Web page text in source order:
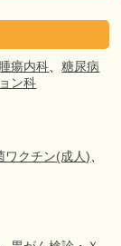
腫瘍内科 、糖尿病
ン科
ワクチン(成人)